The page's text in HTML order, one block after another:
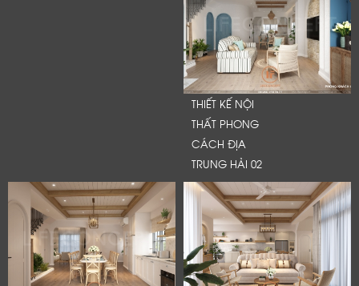
THIẾT KẾ NỘI
THẤT PHONG
CÁCH ĐỊA
TRUNG HẢI 02